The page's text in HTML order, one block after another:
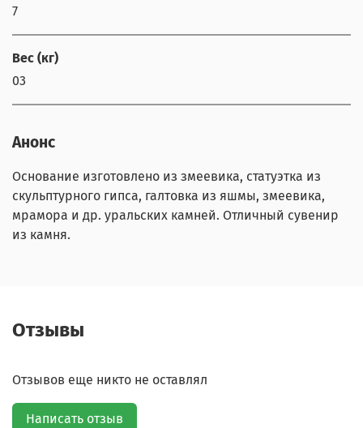
7
Вес (кг)
03
Анонс
Основание изготовлено из змеевика, статуэтка из
скульптурного гипса, галтовка из яшмы, змеевика,
мрамора и др. уральских камней. Отличный сувенир
из камня.
Отзывы
Отзывов еще никто не оставлял
Написать отзыв